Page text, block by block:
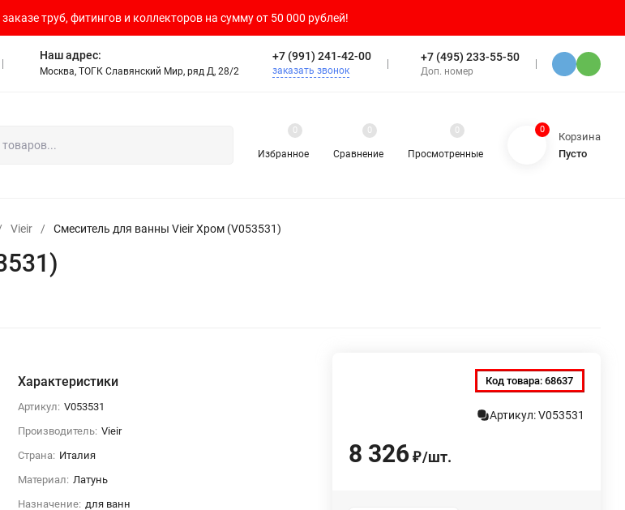
труб, фитингов и коллекторов на сумму от 50 000 рублей!
Наш адрес:
Москва, ТОГК Славянский Мир, ряд Д, 28/2
+7 (991) 241-42-00
заказать звонок
+7 (495) 233-55-50
Доп. номер
Избранное
0
Сравнение
0
Просмотренные
0 0
Корзина
Пусто
Vieir / Смеситель для ванны Vieir Хром (V053531)
Характеристики
Артикул: V053531
Производитель: Vieir
Страна: Италия
Материал: Латунь
Назначение: для ванн
Код товара:68637
Артикул: V053531
8 326 ₽/шт.